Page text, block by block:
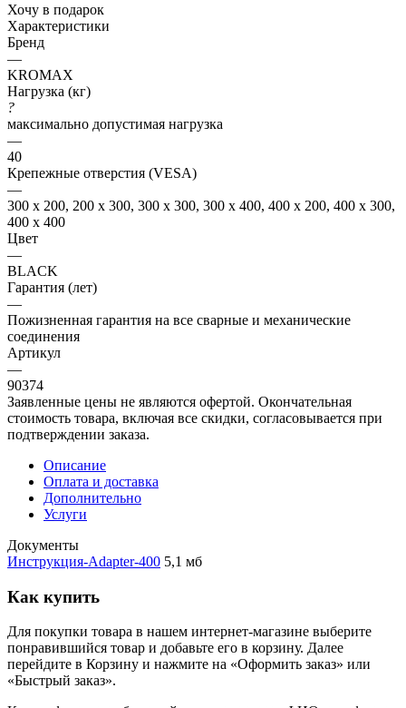
Хочу в подарок
Характеристики
Бренд
—
KROMAX
Нагрузка (кг)
?
максимально допустимая нагрузка
—
40
Крепежные отверстия (VESA)
—
300 x 200, 200 x 300, 300 x 300, 300 x 400, 400 x 200, 400 x 300,
400 x 400
Цвет
—
BLACK
Гарантия (лет)
—
Пожизненная гарантия на все сварные и механические
соединения
Артикул
—
90374
Заявленные цены не являются офертой. Окончательная
стоимость товара, включая все скидки, согласовывается при
подтверждении заказа.
Описание
Оплата и доставка
Дополнительно
Услуги
Документы
Инструкция-Adapter-400 5,1 мб
Как купить
Для покупки товара в нашем интернет-магазине выберите
понравившийся товар и добавьте его в корзину. Далее
перейдите в Корзину и нажмите на «Оформить заказ» или
«Быстрый заказ».